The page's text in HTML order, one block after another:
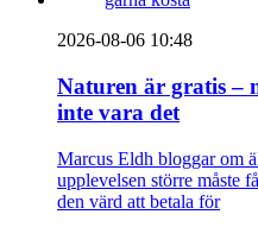
2026-08-06 10:48
Naturen är gratis –
inte vara det
Marcus Eldh bloggar om
upplevelsen större måste
den värd att betala för